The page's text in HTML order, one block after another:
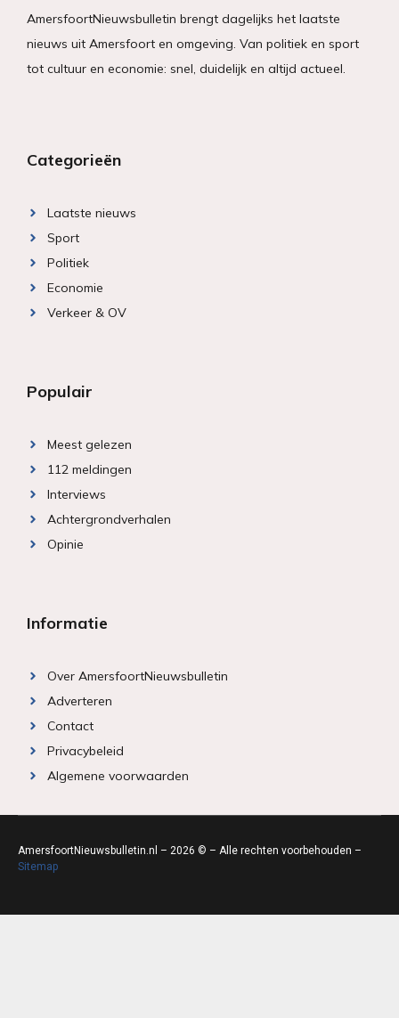
AmersfoortNieuwsbulletin brengt dagelijks het laatste
nieuws uit Amersfoort en omgeving. Van politiek en sport
tot cultuur en economie: snel, duidelijk en altijd actueel.
Categorieën
Laatste nieuws
Sport
Politiek
Economie
Verkeer & OV
Populair
Meest gelezen
112 meldingen
Interviews
Achtergrondverhalen
Opinie
Informatie
Over AmersfoortNieuwsbulletin
Adverteren
Contact
Privacybeleid
Algemene voorwaarden
AmersfoortNieuwsbulletin.nl – 2026 © – Alle rechten voorbehouden –
Sitemap